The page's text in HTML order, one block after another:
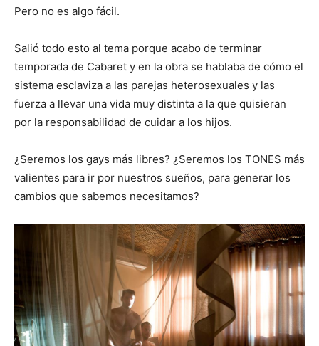
Pero no es algo fácil.
Salió todo esto al tema porque acabo de terminar
temporada de Cabaret y en la obra se hablaba de cómo el
sistema esclaviza a las parejas heterosexuales y las
fuerza a llevar una vida muy distinta a la que quisieran
por la responsabilidad de cuidar a los hijos.
¿Seremos los gays más libres? ¿Seremos los TONES más
valientes para ir por nuestros sueños, para generar los
cambios que sabemos necesitamos?